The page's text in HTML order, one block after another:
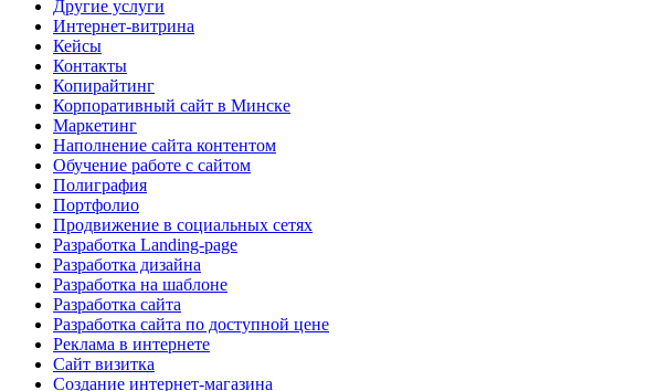
Другие услуги
Интернет-витрина
Кейсы
Контакты
Копирайтинг
Корпоративный сайт в Минске
Маркетинг
Наполнение сайта контентом
Обучение работе с сайтом
Полиграфия
Портфолио
Продвижение в социальных сетях
Разработка Landing-page
Разработка дизайна
Разработка на шаблоне
Разработка сайта
Разработка сайта по доступной цене
Реклама в интернете
Сайт визитка
Создание интернет-магазина